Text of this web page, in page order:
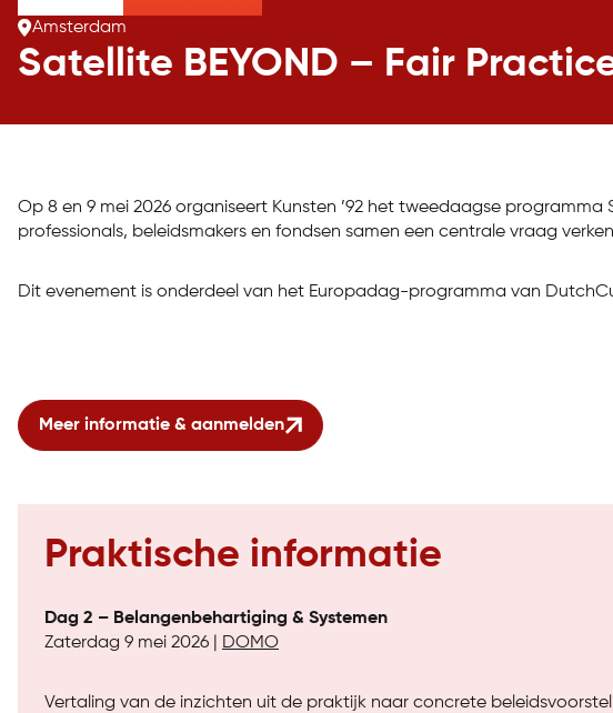
Amsterdam
Satellite BEYOND – Fair
Op 8 en 9 mei 2026 organiseert Kunsten ’92 het tweedaagse
professionals, beleidsmakers en fondsen samen een centrale vraag
Dit evenement is onderdeel van het Europadag-programma van
Meer informatie & aanmelden
Praktische informatie
Dag 2 – Belangenbehartiging & Systemen
Zaterdag 9 mei 2026 |
DOMO
Vertaling van de inzichten uit de praktijk naar concrete